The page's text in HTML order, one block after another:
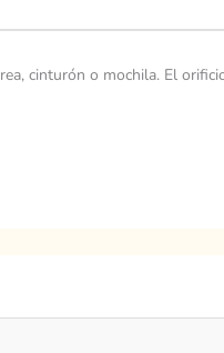
cinturón o mochila. El